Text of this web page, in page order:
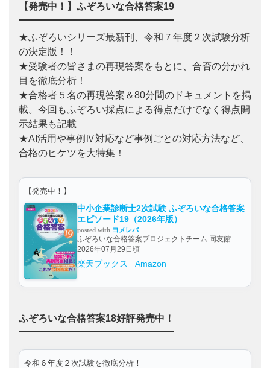
【発売中！】ふぞろいな合格答案19
★ふぞろいシリーズ最新刊、令和７年度２次試験分析
の決定版！！
★受験者の皆さまの再現答案をもとに、合否の分かれ
目を徹底分析！
★合格者５名の再現答案＆80分間のドキュメントを掲
載。今回もふぞろい採点による得点だけでなく得点開
示結果も記載
★AI活用や事例Ⅳ対応など事例ごとの対応方法など、
合格のヒケツを大特集！
【発売中！】
中小企業診断士2次試験 ふぞろいな合格答案
エピソード19（2026年版）
posted with ヨメレバ
ふぞろいな合格答案プロジェクトチーム 同友館
2026年07月29日頃
楽天ブックス Amazon
ふぞろいな合格答案18好評発売中！
令和６年度２次試験を徹底分析！